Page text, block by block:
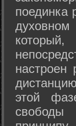
поединка
настроен
этой